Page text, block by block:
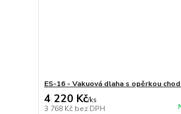
ES-16 - Vakuová dlaha s opěrkou
4 220 Kč/ks
3 768 Kč bez DPH